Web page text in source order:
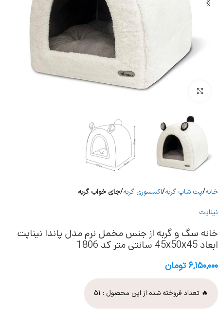
برای بزرگنمایی کلیک کنید
خانه پت شاپ گربه اکسسوری گربه جای خواب گربه
نیناپت
خانه سگ و گربه از جنس مخمل نرم مدل پاندا نیناپت
ابعاد 45x50x45 سانتی متر کد 1806
۶,۱۵۰,۰۰۰ تومان
🔥 تعداد فروخته شده از این محصول : 51